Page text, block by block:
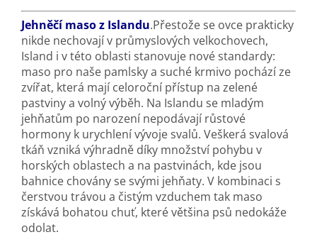
Jehněčí maso z Islandu.Přestože se ovce prakticky
nikde nechovají v průmyslových velkochovech,
Island i v této oblasti stanovuje nové standardy:
maso pro naše pamlsky a suché krmivo pochází ze
zvířat, která mají celoroční přístup na zelené
pastviny a volný výběh. Na Islandu se mladým
jehňatům po narození nepodávají růstové
hormony k urychlení vývoje svalů. Veškerá svalová
tkáň vzniká výhradně díky množství pohybu v
horských oblastech a na pastvinách, kde jsou
bahnice chovány se svými jehňaty. V kombinaci s
čerstvou trávou a čistým vzduchem tak maso
získává bohatou chuť, které většina psů nedokáže
odolat.